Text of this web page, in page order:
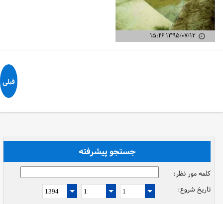
۱۳۹۵/۰۷/۱۲ ۱۵:۴۶
قبلی
جستجو پیشرفته
کلمه مور نظر:
تاریخ شروع: